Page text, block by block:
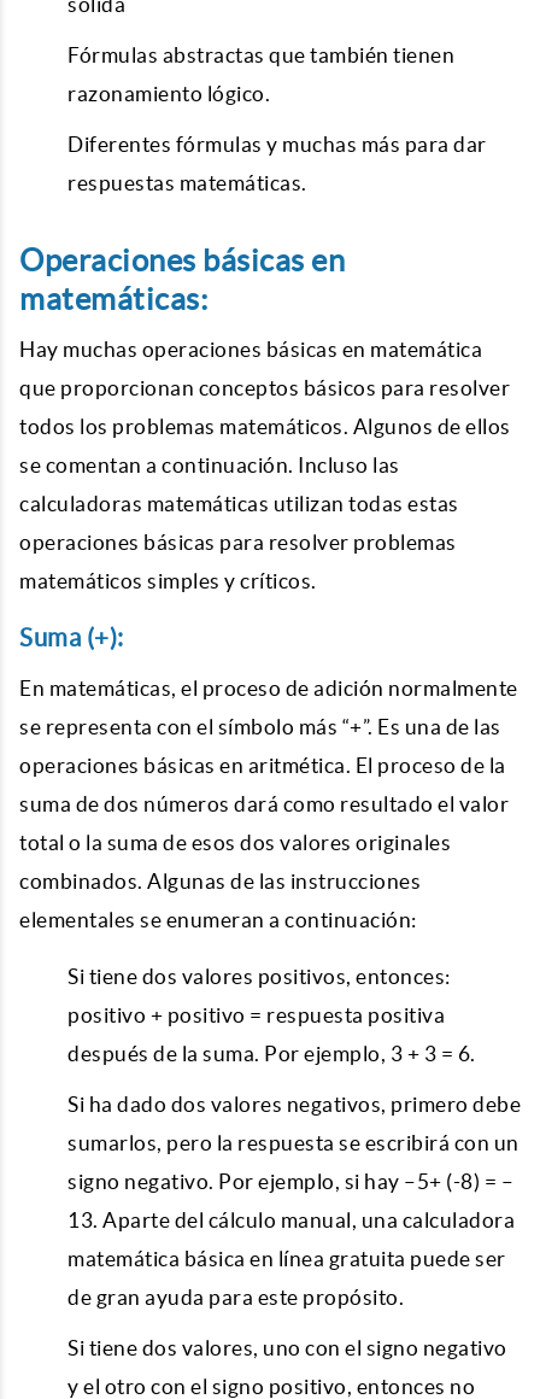
Fórmulas abstractas que también tienen
razonamiento lógico.
Diferentes fórmulas y muchas más para dar
respuestas matemáticas.
Operaciones básicas en
matemáticas:
Hay muchas operaciones básicas en matemática
que proporcionan conceptos básicos para resolver
todos los problemas matemáticos. Algunos de ellos
se comentan a continuación. Incluso las
calculadoras matemáticas utilizan todas estas
operaciones básicas para resolver problemas
matemáticos simples y críticos.
Suma (+):
En matemáticas, el proceso de adición normalmente
se representa con el símbolo más “+”. Es una de las
operaciones básicas en aritmética. El proceso de la
suma de dos números dará como resultado el valor
total o la suma de esos dos valores originales
combinados. Algunas de las instrucciones
elementales se enumeran a continuación:
Si tiene dos valores positivos, entonces:
positivo + positivo = respuesta positiva
después de la suma. Por ejemplo, 3 + 3 = 6.
Si ha dado dos valores negativos, primero debe
sumarlos, pero la respuesta se escribirá con un
signo negativo. Por ejemplo, si hay –5+ (-8) = –
13. Aparte del cálculo manual, una calculadora
matemática básica en línea gratuita puede ser
de gran ayuda para este propósito.
Si tiene dos valores, uno con el signo negativo
y el otro con el signo positivo, entonces no